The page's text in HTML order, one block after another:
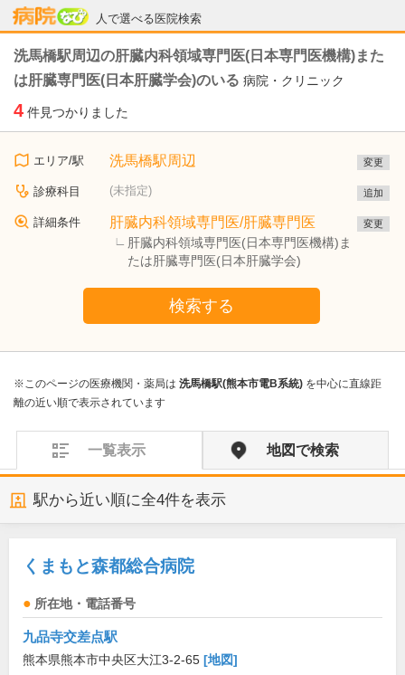
人で選べる医院検索
病院なび
洗馬橋駅周辺の肝臓内科領域専門医(日本専門医機構)また
は肝臓専門医(日本肝臓学会)のいる 病院・クリニック
4 件見つかりました
エリア/駅 洗馬橋駅周辺 変更
診療科目 (未指定) 追加
詳細条件 肝臓内科領域専門医/肝臓専門医
肝臓内科領域専門医(日本専門医機構)ま
たは肝臓専門医(日本肝臓学会)
変更
検索する
※このページの医療機関・薬局は 洗馬橋駅(熊本市電B系統) を中心に直線距
離の近い順で表示されています
一覧表示 地図で検索
駅から近い順に全4件を表示
くまもと森都総合病院
所在地・電話番号
九品寺交差点駅
熊本県熊本市中央区大江3-2-65 [地図]